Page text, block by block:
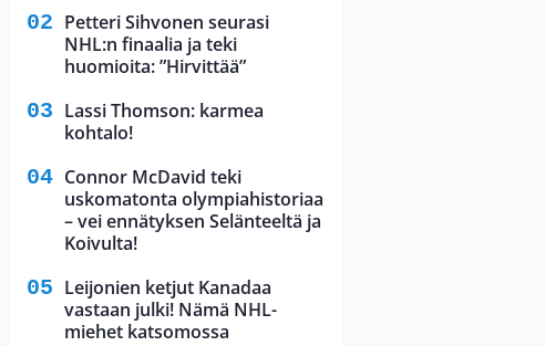
Petteri Sihvonen seurasi
NHL:n finaalia ja teki
huomioita: ”Hirvittää”
Lassi Thomson: karmea
kohtalo!
Connor McDavid teki
uskomatonta olympiahistoriaa
– vei ennätyksen Selänteeltä ja
Koivulta!
Leijonien ketjut Kanadaa
vastaan julki! Nämä NHL-
miehet katsomossa